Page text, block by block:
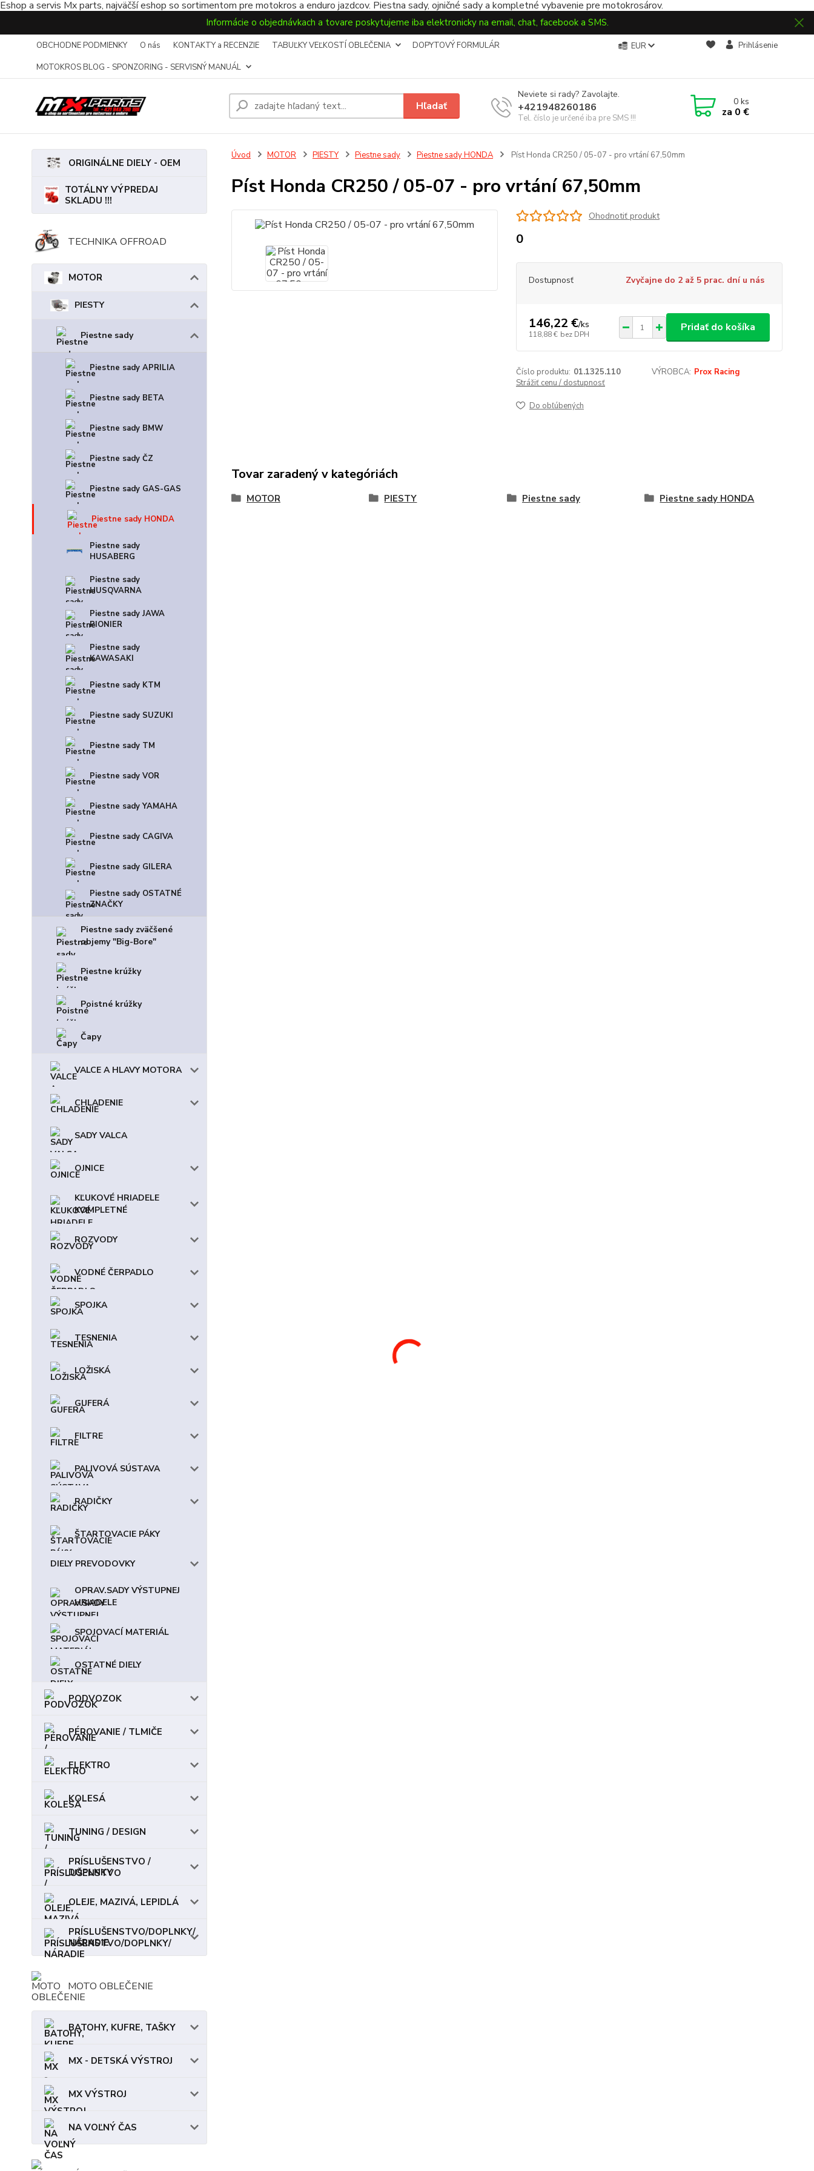
Eshop a servis Mx parts, najväčší eshop so sortimentom pre motokros a enduro jazdcov. Piestna sady, ojničné sady a kompletné vybavenie pre motokrosárov.
Informácie o objednávkach a tovare poskytujeme iba elektronicky na email, chat, facebook a SMS.
OBCHODNE PODMIENKY O nás KONTAKTY a RECENZIE TABUĽKY VEĽKOSTÍ OBLEČENIA
DOPYTOVÝ FORMULÁR
MOTOKROS BLOG - SPONZORING - SERVISNÝ MANUÁL
EUR Prihlásenie
Hľadať
Neviete si rady? Zavolajte.
+421948260186
Tel. číslo je určené iba pre SMS !!!
0ks
za 0 €
ORIGINÁLNE DIELY - OEM
TOTÁLNY VÝPREDAJ
SKLADU !!!
TECHNIKA OFFROAD
MOTOR
PIESTY
Piestne sady
Piestne sady APRILIA
Piestne sady BETA
Piestne sady BMW
Piestne sady ČZ
Piestne sady GAS-GAS
Piestne sady HONDA
Piestne sady
HUSABERG
Piestne sady
HUSQVARNA
Piestne sady JAWA
PIONIER
Piestne sady
KAWASAKI
Piestne sady KTM
Piestne sady SUZUKI
Piestne sady TM
Piestne sady VOR
Piestne sady YAMAHA
Piestne sady CAGIVA
Piestne sady GILERA
Piestne sady OSTATNÉ
ZNAČKY
Piestne sady zväčšené
objemy "Big-Bore"
Piestne krúžky
Poistné krúžky
Čapy
VALCE A HLAVY MOTORA
CHLADENIE
SADY VALCA
OJNICE
KĽUKOVÉ HRIADELE
KOMPLETNÉ
ROZVODY
VODNÉ ČERPADLO
SPOJKA
TESNENIA
LOŽISKÁ
GUFERÁ
FILTRE
PALIVOVÁ SÚSTAVA
RADIČKY
ŠTARTOVACIE PÁKY
DIELY PREVODOVKY
OPRAV.SADY VÝSTUPNEJ
HRIADELE
SPOJOVACÍ MATERIÁL
OSTATNÉ DIELY
PODVOZOK
PÉROVANIE / TLMIČE
ELEKTRO
KOLESÁ
TUNING / DESIGN
PRÍSLUŠENSTVO /
DOPLNKY
OLEJE, MAZIVÁ, LEPIDLÁ
PRÍSLUŠENSTVO/DOPLNKY/
NÁRADIE
MOTO OBLEČENIE
BATOHY, KUFRE, TAŠKY
MX - DETSKÁ VÝSTROJ
MX VÝSTROJ
NA VOĽNÝ ČAS
Úvod MOTOR PIESTY Piestne sady Piestne sady HONDA Píst Honda CR250 / 05-07 - pro vrtání 67,50mm
Píst Honda CR250 / 05-07 - pro vrtání 67,50mm
Ohodnotiť produkt
0
Dostupnosť Zvyčajne do 2 až 5 prac. dní u nás
146,22 €/ks
118,88 € bez DPH
Pridať do košíka
Číslo produktu: 01.1325.110 VÝROBCA: Prox Racing
Strážiť cenu / dostupnosť
Do obľúbených
Tovar zaradený v kategóriách
MOTOR PIESTY Piestne sady Piestne sady HONDA